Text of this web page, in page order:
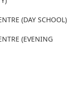
(DAY SCHOOL)
(EVENING